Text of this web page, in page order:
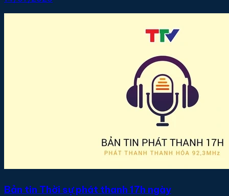
Bản tin Thời sự phát thanh 17h ngày